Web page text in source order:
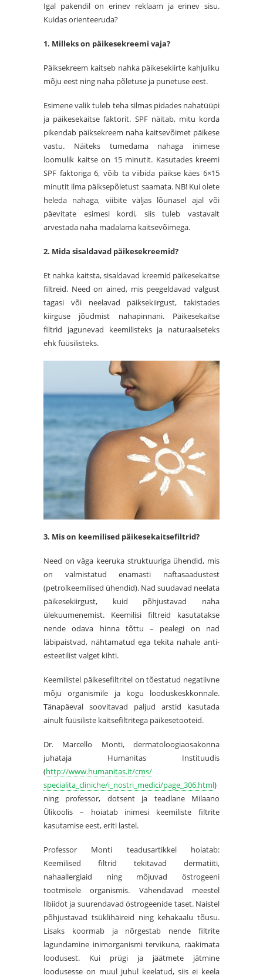
Igal pakendil on erinev reklaam ja erinev sisu.
Kuidas orienteeruda?
1. Milleks on päikesekreemi vaja?
Päiksekreem kaitseb nahka päikesekiirte kahjuliku
mõju eest ning naha põletuse ja punetuse eest.
Esimene valik tuleb teha silmas pidades nahatüüpi
ja päikesekaitse faktorit. SPF näitab, mitu korda
pikendab päiksekreem naha kaitsevõimet päikese
vastu. Näiteks tumedama nahaga inimese
loomulik kaitse on 15 minutit. Kasutades kreemi
SPF faktoriga 6, võib ta viibida päikse käes 6×15
minutit ilma päiksepõletust saamata. NB! Kui olete
heleda nahaga, viibite väljas lõunasel ajal või
päevitate esimesi kordi, siis tuleb vastavalt
arvestada naha madalama kaitsevõimega.
2. Mida sisaldavad päikesekreemid?
Et nahka kaitsta, sisaldavad kreemid päikesekaitse
filtreid. Need on ained, mis peegeldavad valgust
tagasi või neelavad päiksekiirgust, takistades
kiirguse jõudmist nahapinnani. Päikesekaitse
filtrid jagunevad keemilisteks ja naturaalseteks
ehk füüsilisteks.
3. Mis on keemilised päikesekaitsefiltrid?
Need on väga keeruka struktuuriga ühendid, mis
on valmistatud enamasti naftasaadustest
(petrolkeemilised ühendid). Nad suudavad neelata
päikesekiirgust, kuid põhjustavad naha
ülekuumenemist. Keemilisi filtreid kasutatakse
nende odava hinna tõttu – pealegi on nad
läbipaistvad, nähtamatud ega tekita nahale anti-
esteetilist valget kihti.
Keemilistel päikesefiltritel on tõestatud negatiivne
mõju organismile ja kogu looduskeskkonnale.
Tänapäeval soovitavad paljud arstid kasutada
ainult füüsiliste kaitsefiltritega päikesetooteid.
Dr. Marcello Monti, dermatoloogiaosakonna
juhataja Humanitas Instituudis
(http://www.humanitas.it/cms/
specialita_cliniche/i_nostri_ medici/page_306.html)
ning professor, dotsent ja teadlane Milaano
Ülikoolis – hoiatab inimesi keemiliste filtrite
kasutamise eest, eriti lastel.
Professor Monti teadusartikkel hoiatab:
Keemilised filtrid tekitavad dermatiiti,
nahaallergiaid ning mõjuvad östrogeeni
tootmisele organismis. Vähendavad meestel
libiidot ja suurendavad östrogeenide taset. Naistel
põhjustavad tsüklihäireid ning kehakaalu tõusu.
Lisaks koormab ja nõrgestab nende filtrite
lagundamine inimorganismi tervikuna, rääkimata
loodusest. Kui prügi ja jäätmete jätmine
loodusesse on muul juhul keelatud, siis ei keela